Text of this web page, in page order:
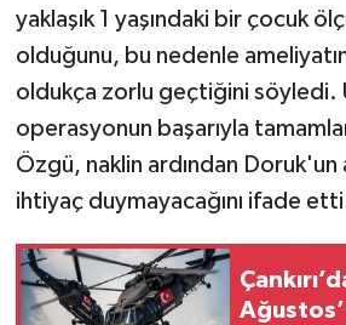
yaklaşık 1 yaşındaki bir çocuk
olduğunu, bu nedenle
oldukça zorlu geçtiğini söyledi.
operasyonun başarıyla
Özgü, naklin ardından Doruk'un
ihtiyaç duymayacağını ifade